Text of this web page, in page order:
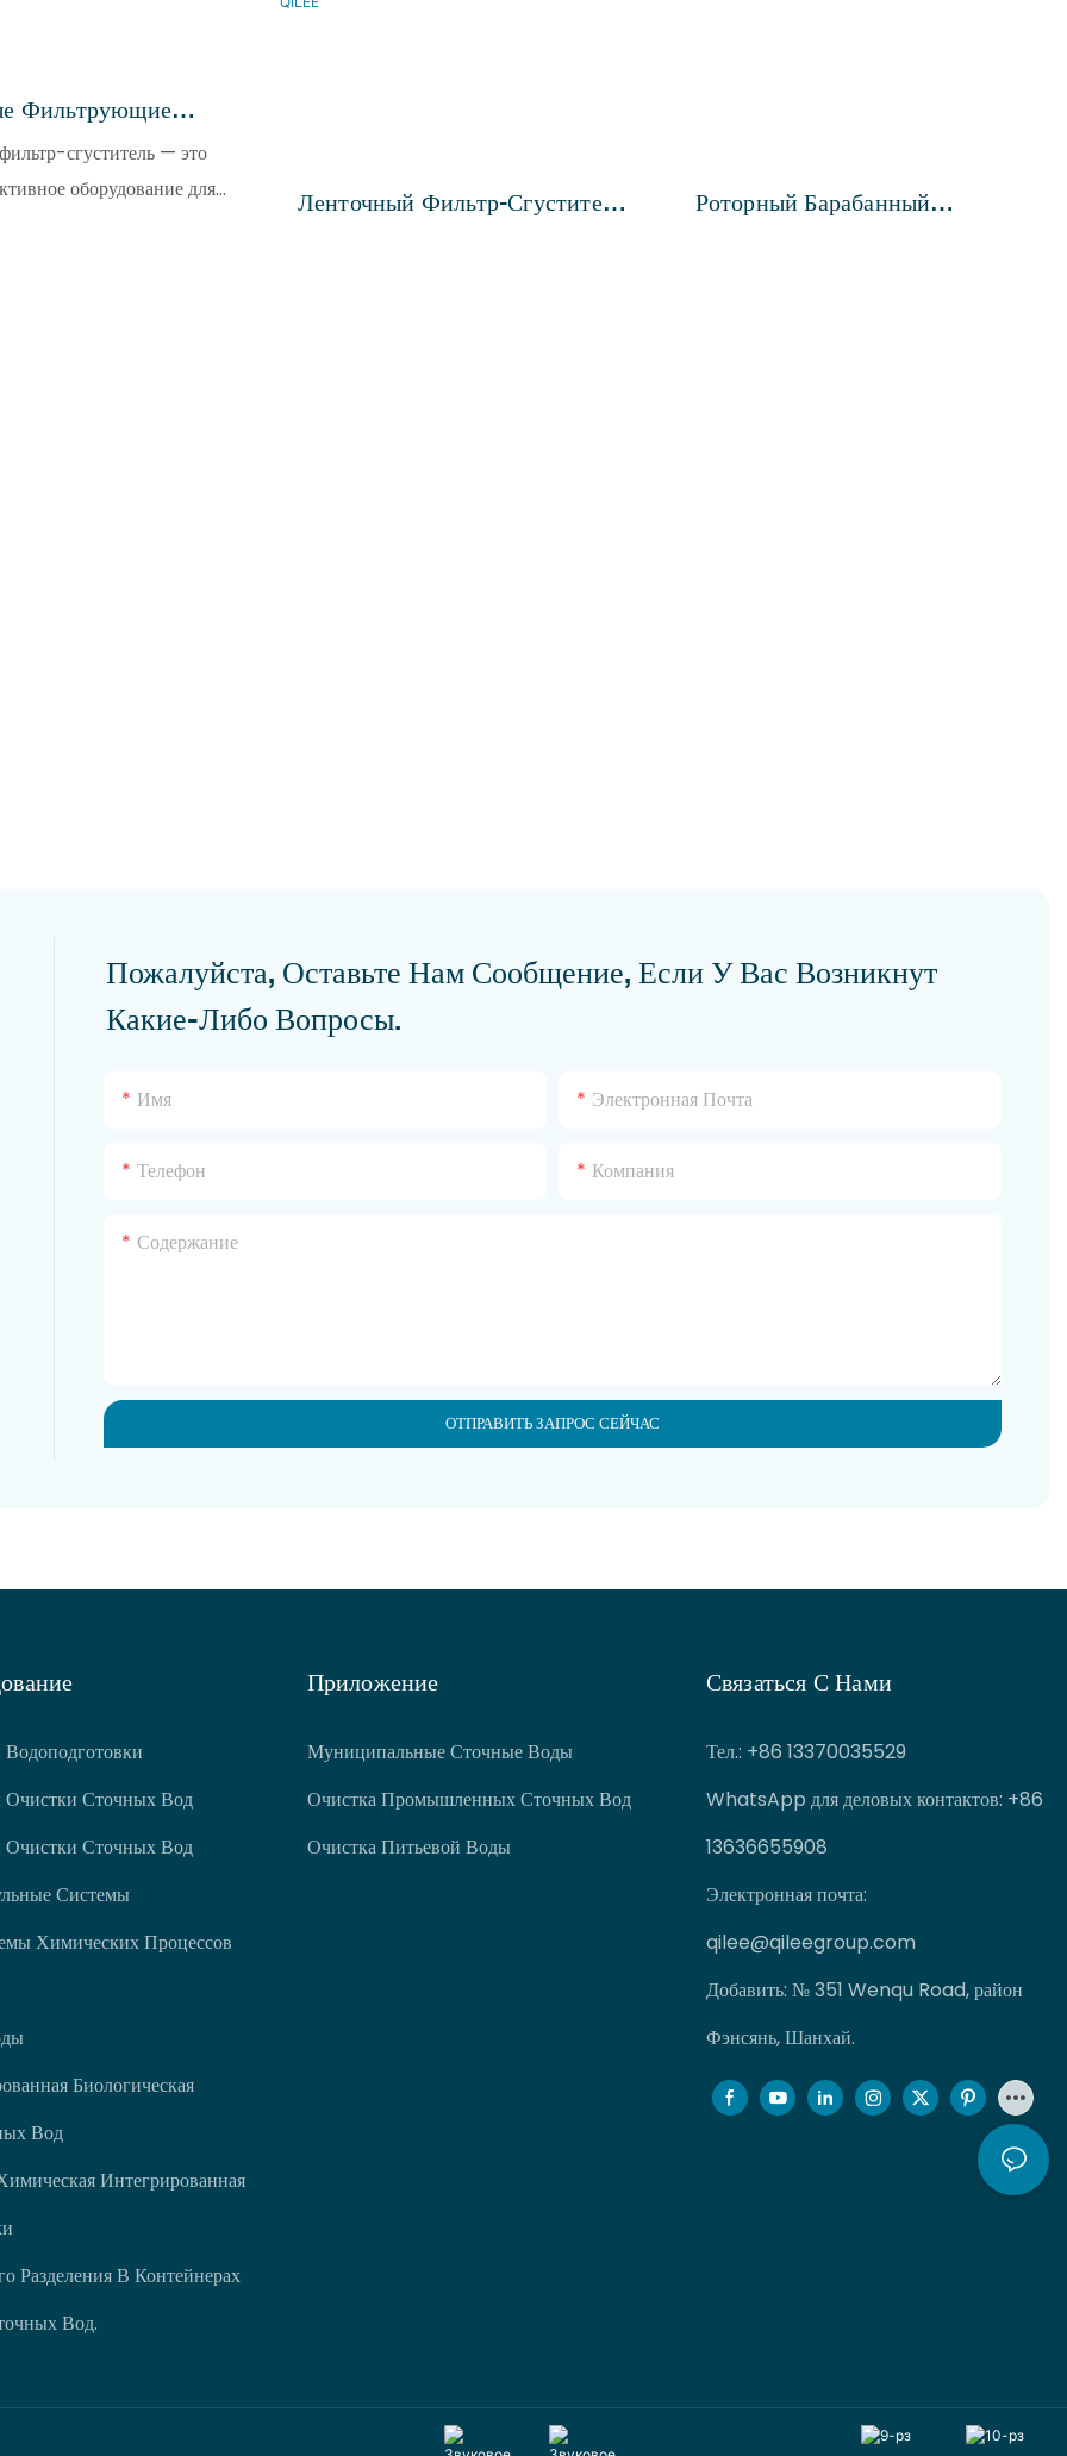
Фильтрующие
Эффективное
Разделения
сгуститель — это
оборудование для
Ленточный Фильтр-Сгуститель
Роторный Барабанный
Пожалуйста, Оставьте Нам Сообщение, Если У Вас Возникнут
Какие-Либо Вопросы.
Имя Электронная Почта
Телефон Компания
Содержание
ОТПРАВИТЬ ЗАПРОС СЕЙЧАС
Сточных Вод
Сточных Вод
Системы
Химических Процессов
Биологическая
Вод
Интегрированная
Разделения В Контейнерах
Вод.
Приложение
Муниципальные Сточные Воды
Очистка Промышленных Сточных Вод
Очистка Питьевой Воды
Связаться С Нами
Тел.: +86 13370035529
WhatsApp для деловых контактов: +86
13636655908
Электронная почта:
qilee@qileegroup.com
Добавить: № 351 Wenqu Road, район
Фэнсянь, Шанхай.